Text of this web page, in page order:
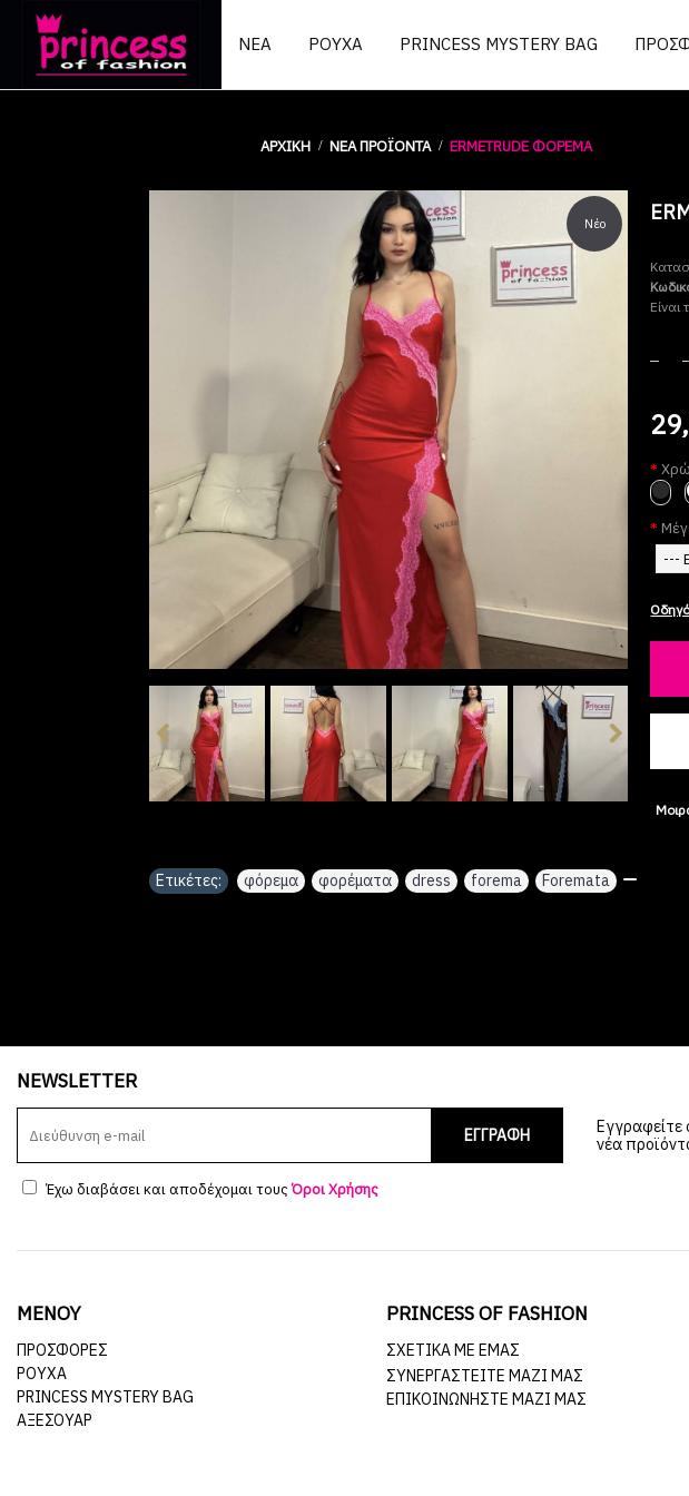
ΝΕΑ ΡΟΥΧΑ PRINCESS MYSTERY BAG
ΑΡΧΙΚΉ ΝΕΑ ΠΡΟΪΟΝΤΑ ERMETRUDE ΦΟΡΕΜΑ
Νέο
Είναι
Ετικέτες: φόρεμα , φορέματα , dress , forema , Foremata ,
NEWSLETTER
ΕΓΓΡΑΦΗ
Εγγραφείτε
νέα
Έχω διαβάσει και αποδέχομαι τουςΌροι Χρήσης
ΜΕΝΟΥ
ΠΡΟΣΦΟΡΕΣ
ΡΟΥΧΑ
PRINCESS MYSTERY BAG
ΑΞΕΣΟΥΑΡ
PRINCESS OF FASHION
ΣΧΕΤΙΚΆ ΜΕ ΕΜΆΣ
ΣΥΝΕΡΓΑΣΤΕΊΤΕ ΜΑΖΊ ΜΑΣ
ΕΠΙΚΟΙΝΩΝΉΣΤΕ ΜΑΖΊ ΜΑΣ